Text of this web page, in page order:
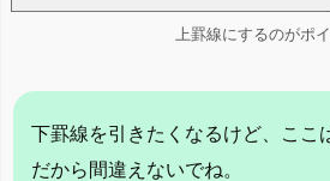
上罫線にするのがポ
下罫線を引きたくなるけど、ここ
だから間違えないでね。